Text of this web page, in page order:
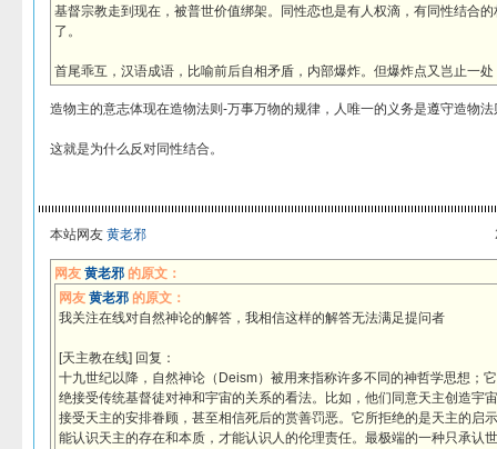
基督宗教走到现在，被普世价值绑架。同性恋也是有人权滴，有同性结合
了。
首尾乖互，汉语成语，比喻前后自相矛盾，内部爆炸。但爆炸点又岂止一
造物主的意志体现在造物法则-万事万物的规律，人唯一的义务是遵守造物
这就是为什么反对同性结合。
本站网友 黄老邪
网友 黄老邪的原文：
网友 黄老邪的原文：
我关注在线对自然神论的解答，我相信这样的解答无法满足提问者
[天主教在线] 回复：
十九世纪以降，自然神论（Deism）被用来指称许多不同的神哲学思想；
绝接受传统基督徒对神和宇宙的关系的看法。比如，他们同意天主创造宇
接受天主的安排眷顾，甚至相信死后的赏善罚恶。它所拒绝的是天主的启
能认识天主的存在和本质，才能认识人的伦理责任。最极端的一种只承认